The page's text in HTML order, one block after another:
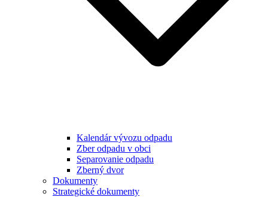
Kalendár vývozu odpadu
Zber odpadu v obci
Separovanie odpadu
Zberný dvor
Dokumenty
Strategické dokumenty